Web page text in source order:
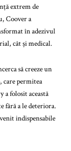
extrem de
Coover a
în adezivul
cât și medical.
să creeze un
care permitea
a folosit această
fără a le deteriora.
indispensabile